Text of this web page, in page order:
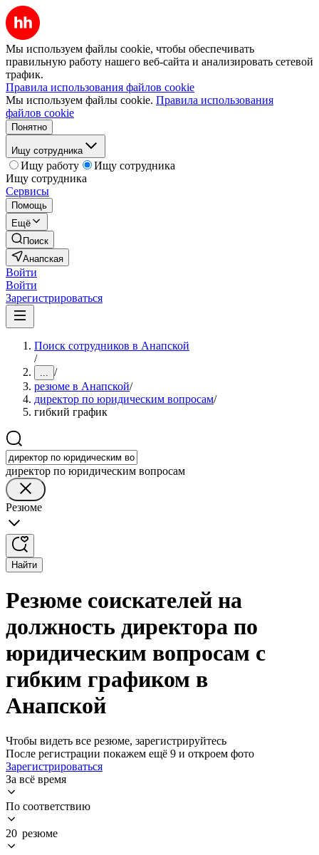
Мы используем файлы cookie, чтобы обеспечивать
правильную работу нашего веб-сайта и анализировать сетевой
трафик.
Правила использования файлов cookie
Мы используем файлы cookie. Правила использования
файлов cookie
Понятно
Ищу сотрудника
Ищу работу
Ищу сотрудника
Ищу сотрудника
Сервисы
Помощь
Ещё
Поиск
Анапская
Войти
Войти
Зарегистрироваться
Поиск сотрудников в Анапской
/
... /
резюме в Анапской/
директор по юридическим вопросам/
гибкий график
директор по юридическим вопросам
Резюме
Найти
Резюме соискателей на
должность директора по
юридическим вопросам с
гибким графиком в
Анапской
Чтобы видеть все резюме, зарегистрируйтесь
После регистрации покажем ещё 9 и откроем фото
Зарегистрироваться
За всё время
По соответствию
20 резюме